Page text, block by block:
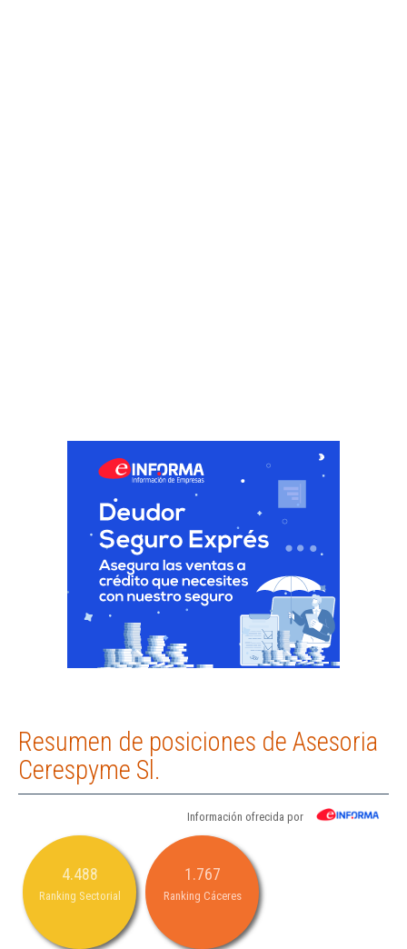
Resumen de posiciones de Asesoria
Cerespyme Sl.
Información ofrecida por
4.488
Ranking Sectorial
1.767
Ranking Cáceres